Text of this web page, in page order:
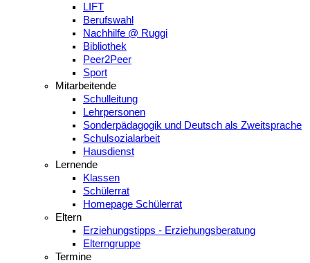
LIFT
Berufswahl
Nachhilfe @ Ruggi
Bibliothek
Peer2Peer
Sport
Mitarbeitende
Schulleitung
Lehrpersonen
Sonderpädagogik und Deutsch als Zweitsprache
Schulsozialarbeit
Hausdienst
Lernende
Klassen
Schülerrat
Homepage Schülerrat
Eltern
Erziehungstipps - Erziehungsberatung
Elterngruppe
Termine